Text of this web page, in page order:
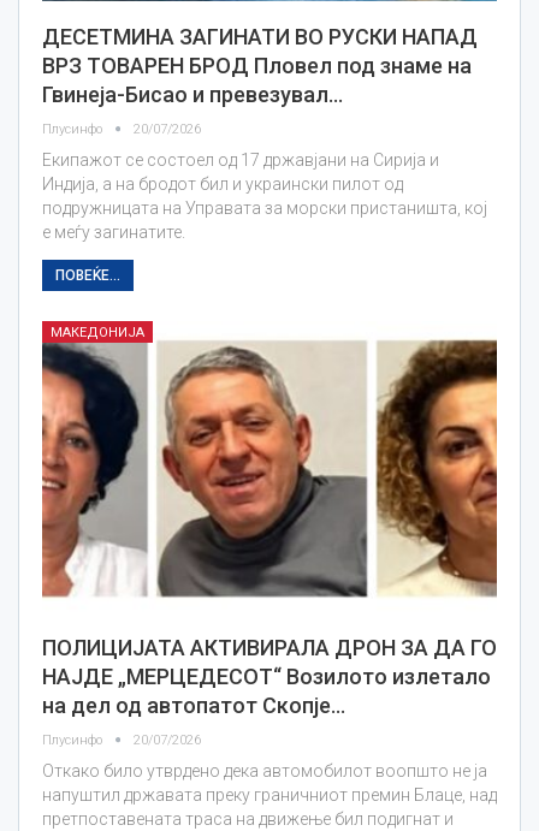
ДЕСЕТМИНА ЗАГИНАТИ ВО РУСКИ НАПАД
ВРЗ ТОВАРЕН БРОД Пловел под знаме на
Гвинеја-Бисао и превезувал…
Плусинфо 20/07/2026
Екипажот се состоел од 17 државјани на Сирија и
Индија, а на бродот бил и украински пилот од
подружницата на Управата за морски пристаништа, кој
е меѓу загинатите.
ПОВЕЌЕ...
МАКЕДОНИЈА
ПОЛИЦИЈАТА АКТИВИРАЛА ДРОН ЗА ДА ГО
НАЈДЕ „МЕРЦЕДЕСОТ“ Возилото излетало
на дел од автопатот Скопје…
Плусинфо 20/07/2026
Откако било утврдено дека автомобилот воопшто не ја
напуштил државата преку граничниот премин Блаце, над
претпоставената траса на движење бил подигнат и